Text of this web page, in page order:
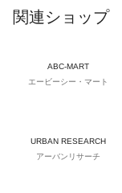
関連ショップ
ABC-MART
エービーシー・マート
URBAN RESEARCH
アーバンリサーチ